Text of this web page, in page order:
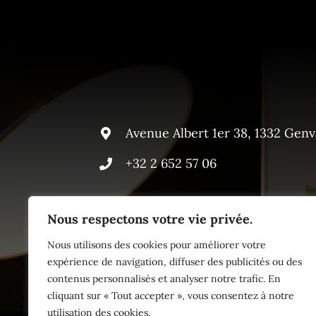
Nous respectons votre vie privée.
Nous utilisons des cookies pour améliorer votre
expérience de navigation, diffuser des publicités ou des
contenus personnalisés et analyser notre trafic. En
cliquant sur « Tout accepter », vous consentez à notre
utilisation des cookies.
Avenue Albert 1er 38, 1332
+32 2 652 57 06